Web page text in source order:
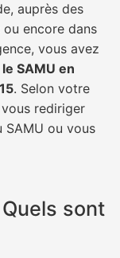
auprès des
encore dans
vous avez
SAMU en
. Selon votre
rediriger
SAMU ou vous
sont